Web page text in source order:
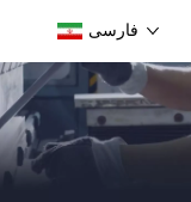
فارسی